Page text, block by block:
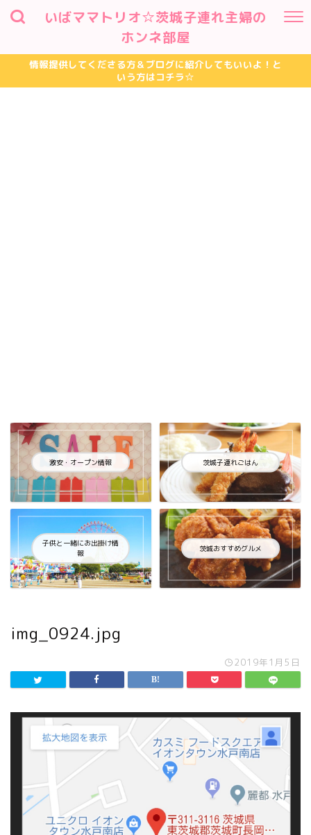
いばママトリオ☆茨城子連れ主婦の
ホンネ部屋
情報提供してくださる方＆ブログに紹介してもいいよ！と
いう方はコチラ☆
激安・オープン情報 茨城子連れごはん
子供と一緒にお出掛け情
報
茨城おすすめグルメ
img_0924.jpg
2019年1月5日